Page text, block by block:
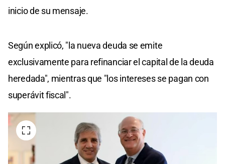
inicio de su mensaje.
Según explicó, "la nueva deuda se emite
exclusivamente para refinanciar el capital de la deuda
heredada", mientras que "los intereses se pagan con
superávit fiscal".